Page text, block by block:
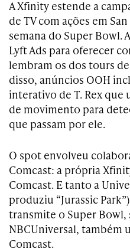
A Xfinity estende a
de TV com ações em
semana do Super Bowl.
Lyft Ads para oferecer
lembram os dos tours de
disso, anúncios OOH
interativo de T. Rex que
de movimento para
que passam por ele.
O spot envolveu
Comcast: a própria
Comcast. E tanto a
produziu “Jurassic
transmite o Super Bowl,
NBCUniversal, também
Comcast.